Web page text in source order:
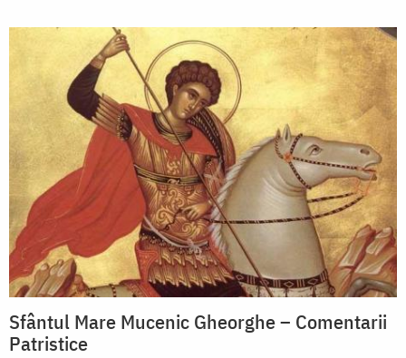
Sfântul Mare Mucenic Gheorghe – Comentarii
Patristice